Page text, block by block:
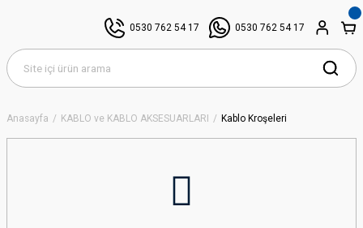
0530 762 54 17 0530 762 54 17
Anasayfa KABLO ve KABLO AKSESUARLARI Kablo Kroşeleri